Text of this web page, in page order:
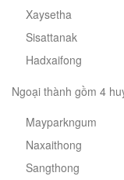
Xaysetha
Sisattanak
Hadxaifong
Ngoại thành gồm 4
Mayparkngum
Naxaithong
Sangthong